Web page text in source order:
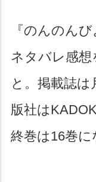
『のんのん
ネタバレ感想
と。掲載誌
版社は
終巻は16巻に